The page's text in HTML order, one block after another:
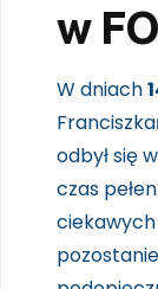
w
W dniach
odbył się
czas